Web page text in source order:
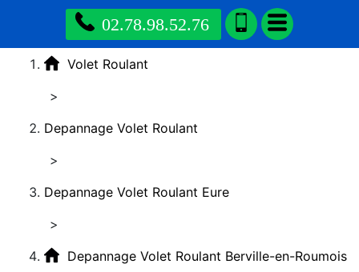
02.78.98.52.76
Volet Roulant
>
Depannage Volet Roulant
>
Depannage Volet Roulant Eure
>
Depannage Volet Roulant Berville-en-Roumois